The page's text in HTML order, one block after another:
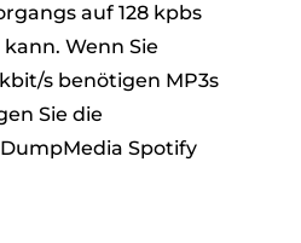
auf 128 kpbs
Wenn Sie
s benötigen MP3s
Sie die
Spotify